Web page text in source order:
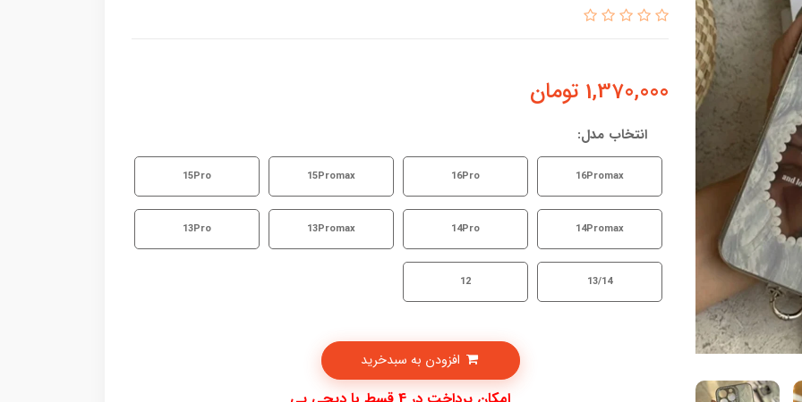
1,370,000 تومان
انتخاب مدل:
16Promax
16Pro
15Promax
15Pro
14Promax
14Pro
13Promax
13Pro
13/14
12